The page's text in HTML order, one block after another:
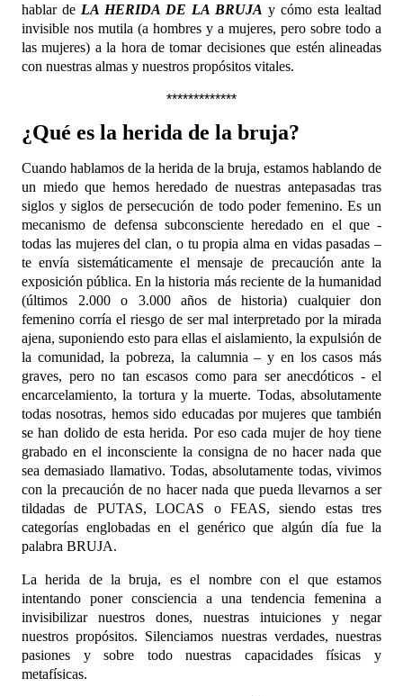
hablar de LA HERIDA DE LA BRUJA y cómo esta lealtad
invisible nos mutila (a hombres y a mujeres, pero sobre todo a
las mujeres) a la hora de tomar decisiones que estén alineadas
con nuestras almas y nuestros propósitos vitales.
*************
¿Qué es la herida de la bruja?
Cuando hablamos de la herida de la bruja, estamos hablando de
un miedo que hemos heredado de nuestras antepasadas tras
siglos y siglos de persecución de todo poder femenino. Es un
mecanismo de defensa subconsciente heredado en el que -
todas las mujeres del clan, o tu propia alma en vidas pasadas –
te envía sistemáticamente el mensaje de precaución ante la
exposición pública. En la historia más reciente de la humanidad
(últimos 2.000 o 3.000 años de historia) cualquier don
femenino corría el riesgo de ser mal interpretado por la mirada
ajena, suponiendo esto para ellas el aislamiento, la expulsión de
la comunidad, la pobreza, la calumnia – y en los casos más
graves, pero no tan escasos como para ser anecdóticos - el
encarcelamiento, la tortura y la muerte. Todas, absolutamente
todas nosotras, hemos sido educadas por mujeres que también
se han dolido de esta herida. Por eso cada mujer de hoy tiene
grabado en el inconsciente la consigna de no hacer nada que
sea demasiado llamativo. Todas, absolutamente todas, vivimos
con la precaución de no hacer nada que pueda llevarnos a ser
tildadas de PUTAS, LOCAS o FEAS, siendo estas tres
categorías englobadas en el genérico que algún día fue la
palabra BRUJA.
La herida de la bruja, es el nombre con el que estamos
intentando poner consciencia a una tendencia femenina a
invisibilizar nuestros dones, nuestras intuiciones y negar
nuestros propósitos. Silenciamos nuestras verdades, nuestras
pasiones y sobre todo nuestras capacidades físicas y
metafísicas.